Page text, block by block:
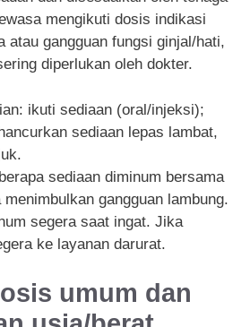
mengikuti dosis indikasi
atau gangguan fungsi ginjal/hati,
diperlukan oleh dokter.
ikuti sediaan (oral/injeksi);
sediaan lepas lambat,
sediaan diminum bersama
menimbulkan gangguan lambung.
segera saat ingat. Jika
ke layanan darurat.
umum dan